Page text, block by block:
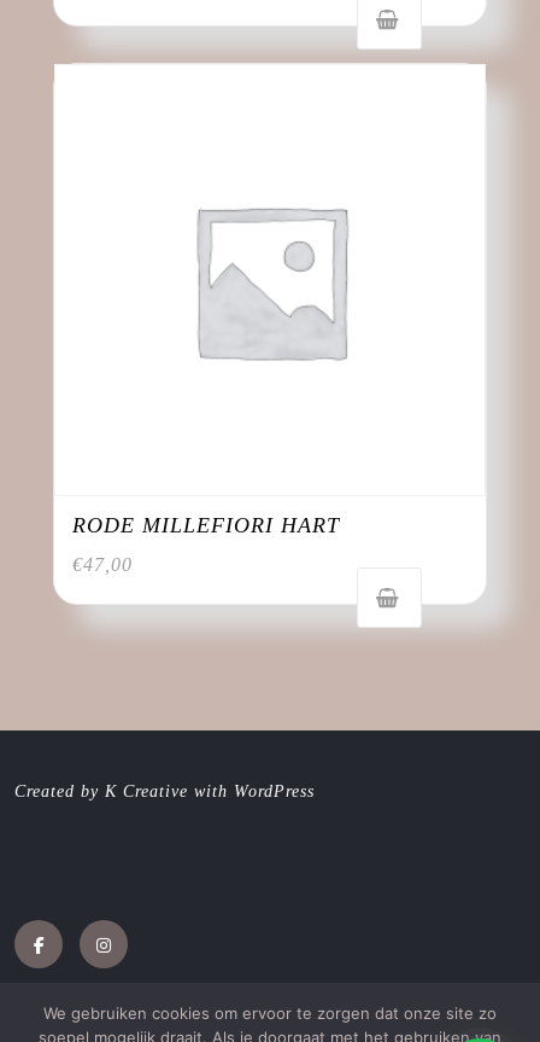
RODE MILLEFIORI HART
€47,00
Created by K Creative with WordPress
Facebook
We gebruiken cookies om ervoor te zorgen dat onze site zo
soepel mogelijk draait. Als je doorgaat met het gebruiken van